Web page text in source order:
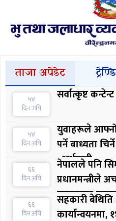
ताजा अपेडेट
५४
दिन अघि
सर्वात्कृष्ट
५४
दिन अघि
युवाहरूले आफ्नो
पर्ने बाध्यता
: अर्थमन्त्री
६६
दिन अघि
नेपालले पनि
प्रधानमन्त्रीले
सरकारका
६६
दिन अघि
सहकारी
कार्यान्वयनमा,